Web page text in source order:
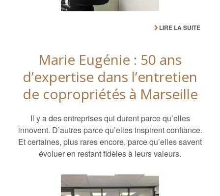
LIRE LA SUITE
Marie Eugénie : 50 ans
d’expertise dans l’entretien
de copropriétés à Marseille
Il y a des entreprises qui durent parce qu’elles
innovent. D’autres parce qu’elles inspirent confiance.
Et certaines, plus rares encore, parce qu’elles savent
évoluer en restant fidèles à leurs valeurs.